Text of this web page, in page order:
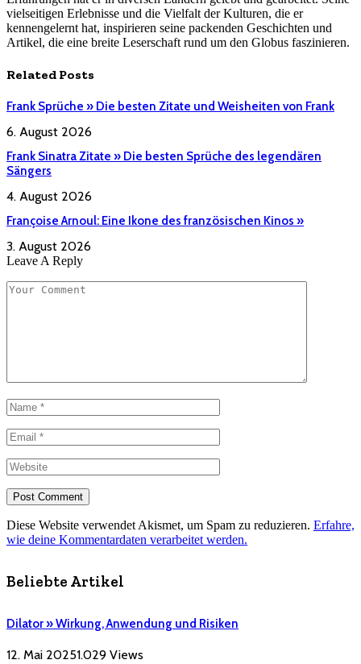
vielseitigen Erlebnisse und die Vielfalt der Kulturen, die er
kennengelernt hat, inspirieren seine packenden Geschichten und
Artikel, die eine breite Leserschaft rund um den Globus faszinieren.
Related Posts
Frank Sprüche » Die besten Zitate und Weisheiten von Frank
6. August 2026
Frank Sinatra Zitate » Die besten Sprüche des legendären
Sängers
4. August 2026
Françoise Arnoul: Eine Ikone des französischen Kinos »
3. August 2026
Leave A Reply
Diese Website verwendet Akismet, um Spam zu reduzieren. Erfahre,
wie deine Kommentardaten verarbeitet werden.
Beliebte Artikel
Dilator » Wirkung, Anwendung und Risiken
12. Mai 20251.029 Views